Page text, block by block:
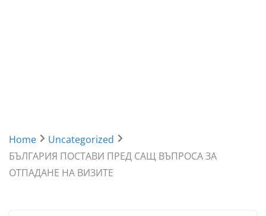
Home
Uncategorized
БЪЛГАРИЯ ПОСТАВИ ПРЕД САЩ ВЪПРОСА ЗА
ОТПАДАНЕ НА ВИЗИТЕ